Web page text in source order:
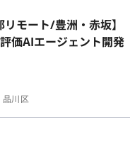
モート/豊洲・赤坂】
価AIエージェント開発
品川区